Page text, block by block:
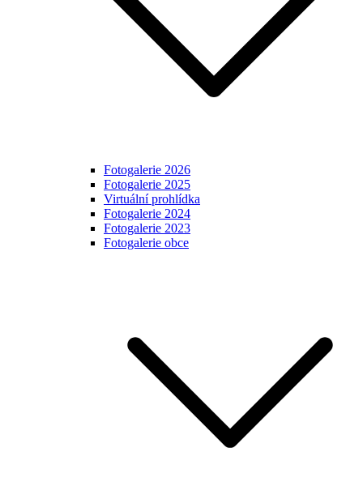
Fotogalerie 2026
Fotogalerie 2025
Virtuální prohlídka
Fotogalerie 2024
Fotogalerie 2023
Fotogalerie obce